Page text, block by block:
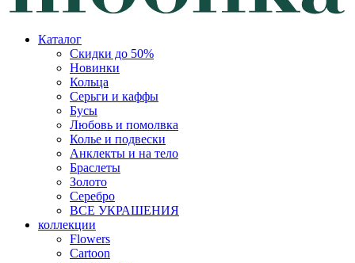
Каталог
Скидки до 50%
Новинки
Кольца
Серьги и каффы
Бусы
Любовь и помолвка
Колье и подвески
Анклекты и на тело
Браслеты
Золото
Серебро
ВСЕ УКРАШЕНИЯ
коллекции
Flowers
Cartoon